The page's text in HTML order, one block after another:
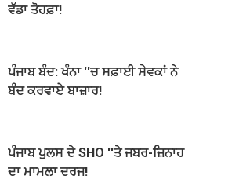
ਵੱਡਾ ਤੋਹਫ਼ਾ!
ਪੰਜਾਬ ਬੰਦ: ਖੰਨਾ ''ਚ ਸਫ਼ਾਈ ਸੇਵਕਾਂ ਨੇ
ਬੰਦ ਕਰਵਾਏ ਬਾਜ਼ਾਰ!
ਪੰਜਾਬ ਪੁਲਸ ਦੇ SHO ''ਤੇ ਜਬਰ-ਜ਼ਿਨਾਹ
ਦਾ ਮਾਮਲਾ ਦਰਜ!